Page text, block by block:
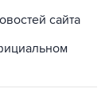
сайта